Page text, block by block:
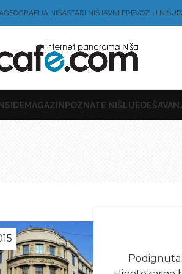
GEOGRAFIJA NIŠASTARI NIŠJAVNI PREVOZ U NIŠU
INSIDE MAGAZIN POZNATE NIŠLIJE
Podignuta